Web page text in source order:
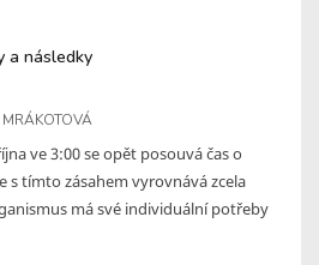
a následky
ve 3:00 se opět posouvá čas o
s tímto zásahem vyrovnává zcela
má své individuální potřeby